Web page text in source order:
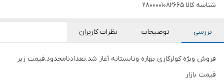
شناسه کالا 2800001082665
بررسی توضیحات نظرات کاربران
فروش ویژه کولرگازی بهاره وتابستانه آغاز شد.تعدادنامحدود.قیمت زیر
قیمت بازار